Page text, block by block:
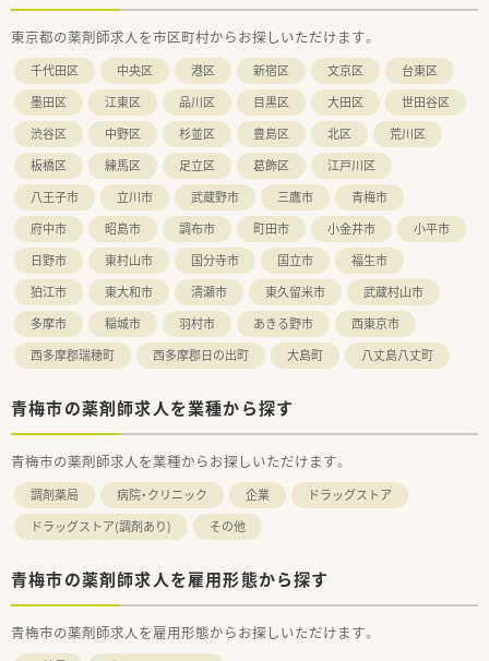
も積極的です。
■自治体・老人会などにも出向き、たくさんの地域住民と関係を
構築されています。
■勤務薬剤師として活躍後、薬局長やトレーナー、エリアマネー
ジャーなどキャリアプランが開かれています。
東京都の薬剤師求人を市区町村からお探しいただけます。
千代田区 中央区 港区 新宿区 文京区
台東区
墨田区
江東区 品川区 目黒区 大田区
世田谷区
渋谷区
中野区 杉並区 豊島区 北区
荒川区
板橋区
練馬区 足立区 葛飾区
江戸川区
八王子市
立川市 武蔵野市 三鷹市
青梅市
府中市
昭島市 調布市 町田市 小金井市
小平市
日野市
東村山市 国分寺市 国立市
福生市
狛江市
東大和市 清瀬市 東久留米市
武蔵村山市
多摩市
稲城市 羽村市 あきる野市
西東京市
西多摩郡瑞穂町
西多摩郡日の出町 大島町 八丈島八丈町
青梅市の薬剤師求人を業種から探す
青梅市の薬剤師求人を業種からお探しいただけます。
調剤薬局 病院・クリニック 企業
ドラッグストア
ドラッグストア(調剤あり)
その他
青梅市の薬剤師求人を雇用形態から探す
青梅市の薬剤師求人を雇用形態からお探しいただけます。